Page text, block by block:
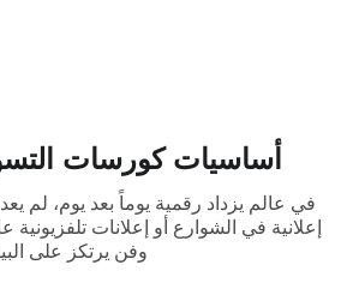
أساسيات كورسات
في عالم يزداد رقمية يوماً بعد يوم، لم
إعلانية في الشوارع أو إعلانات
وفن يرتكز على